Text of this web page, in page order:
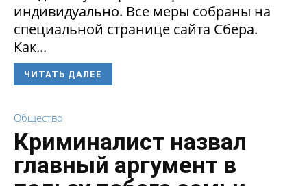
индивидуально. Все меры собраны на
специальной странице сайта Сбера.
Как...
ЧИТАТЬ ДАЛЕЕ
Общество
Криминалист назвал
главный аргумент в